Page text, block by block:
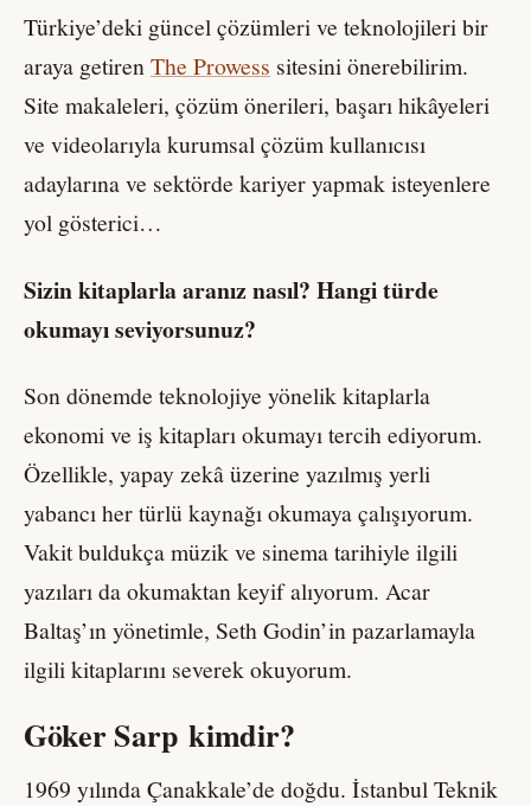
Türkiye’deki güncel çözümleri ve teknolojileri bir
araya getirenThe Prowess sitesini önerebilirim.
Site makaleleri, çözüm önerileri, başarı hikâyeleri
ve videolarıyla kurumsal çözüm kullanıcısı
adaylarına ve sektörde kariyer yapmak isteyenlere
yol gösterici…
Sizin kitaplarla aranız nasıl? Hangi türde
okumayı seviyorsunuz?
Son dönemde teknolojiye yönelik kitaplarla
ekonomi ve iş kitapları okumayı tercih ediyorum.
Özellikle, yapay zekâ üzerine yazılmış yerli
yabancı her türlü kaynağı okumaya çalışıyorum.
Vakit buldukça müzik ve sinema tarihiyle ilgili
yazıları da okumaktan keyif alıyorum. Acar
Baltaş’ın yönetimle, Seth Godin’in pazarlamayla
ilgili kitaplarını severek okuyorum.
Göker Sarp kimdir?
1969 yılında Çanakkale’de doğdu. İstanbul Teknik